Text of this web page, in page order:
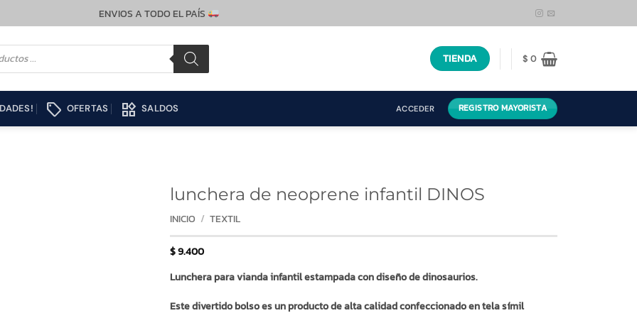
ENVIOS A TODO EL PAÍS
TIENDA $ 0
local_offer OFERTAS widgets SALDOS ACCEDER REGISTRO MAYORISTA
lunchera de neoprene infantil DINOS
INICIO / TEXTIL
$9.400
Lunchera para vianda infantil estampada con diseño de dinosaurios.
Este divertido bolso es un producto de alta calidad confeccionado en tela símil